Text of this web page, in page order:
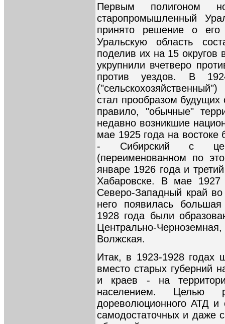
Первым полигоном
старопромышленный
принято решение о его
Уральскую область
поделив их на 15 округов
укрупнили вчетверо
против уездов. В
стал прообразом будущих
правило, "обычные"
недавно возникшие
мае 1925 года на востоке
- Сибирский с
(переименованном по
январе 1926 года и
Хабаровске. В мае 1927
Северо-Западный край
него появилась
1928 года были
Центрально-
Волжская.
Итак, в 1923-1928 годах
вместо старых губерний
и краев - на
населением. Целью
дореволюционного АТД и
самодостаточных и даже